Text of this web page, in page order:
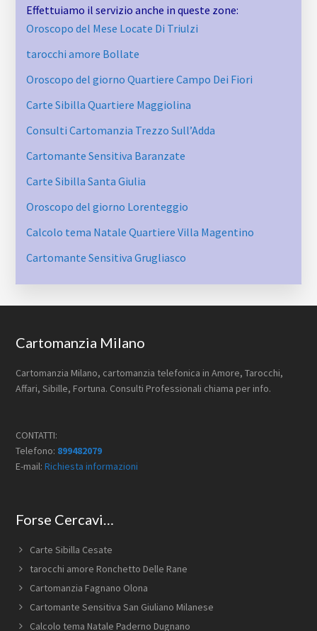
Effettuiamo il servizio anche in queste zone:
Oroscopo del Mese Locate Di Triulzi
tarocchi amore Bollate
Oroscopo del giorno Quartiere Campo Dei Fiori
Carte Sibilla Quartiere Maggiolina
Consulti Cartomanzia Trezzo Sull’Adda
Cartomante Sensitiva Baranzate
Carte Sibilla Santa Giulia
Oroscopo del giorno Lorenteggio
Calcolo tema Natale Quartiere Villa Magentino
Cartomante Sensitiva Grugliasco
Footer
Cartomanzia Milano
Cartomanzia Milano, cartomanzia telefonica in Amore, Tarocchi,
Affari, Sibille, Fortuna. Consulti Professionali chiama per info.
CONTATTI:
Telefono: 899482079
E-mail:Richiesta informazioni
Forse Cercavi…
Carte Sibilla Cesate
tarocchi amore Ronchetto Delle Rane
Cartomanzia Fagnano Olona
Cartomante Sensitiva San Giuliano Milanese
Calcolo tema Natale Paderno Dugnano